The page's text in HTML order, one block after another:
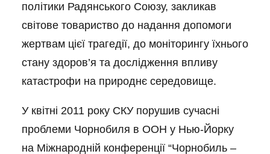
політики Радянського Союзу, закликав
світове товариство до надання допомоги
жертвам цієї трагедії, до моніторингу їхнього
стану здоров’я та дослідження впливу
катастрофи на природнє середовище.
У квітні 2011 року СКУ порушив сучасні
проблеми Чорнобиля в ООН у Нью-Йорку
на Міжнародній конференції “Чорнобиль –